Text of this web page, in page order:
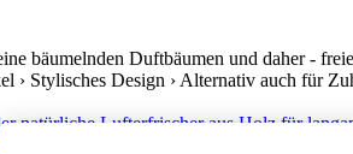
bäumelnden Duftbäumen und daher -
Stylisches Design › Alternativ auch für